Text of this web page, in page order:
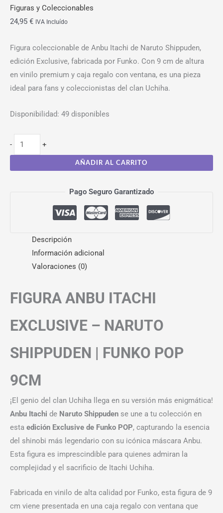
Figuras y Coleccionables
24,95 € IVA Incluído
Figura coleccionable de Anbu Itachi de Naruto Shippuden,
edición Exclusive, fabricada por Funko. Con 9 cm de altura
en vinilo premium y caja regalo con ventana, es una pieza
ideal para fans y coleccionistas del clan Uchiha.
Disponibilidad: 49 disponibles
- +
AÑADIR AL CARRITO
Pago Seguro Garantizado
Descripción
Información adicional
Valoraciones (0)
FIGURA ANBU ITACHI
EXCLUSIVE – NARUTO
SHIPPUDEN | FUNKO POP
9CM
¡El genio del clan Uchiha llega en su versión más enigmática!
Anbu Itachi de Naruto Shippuden se une a tu colección en
esta edición Exclusive de Funko POP, capturando la esencia
del shinobi más legendario con su icónica máscara Anbu.
Esta figura es imprescindible para quienes admiran la
complejidad y el sacrificio de Itachi Uchiha.
Fabricada en vinilo de alta calidad por Funko, esta figura de 9
cm viene presentada en una caja regalo con ventana que